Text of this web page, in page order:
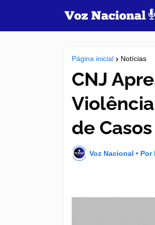
Página inicial Notícias
CNJ
de
Voz Nacional •